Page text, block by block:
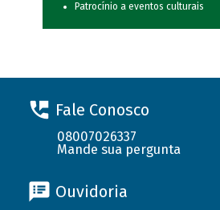
Patrocínio a eventos culturais
Fale Conosco
08007026337
Mande sua pergunta
Ouvidoria